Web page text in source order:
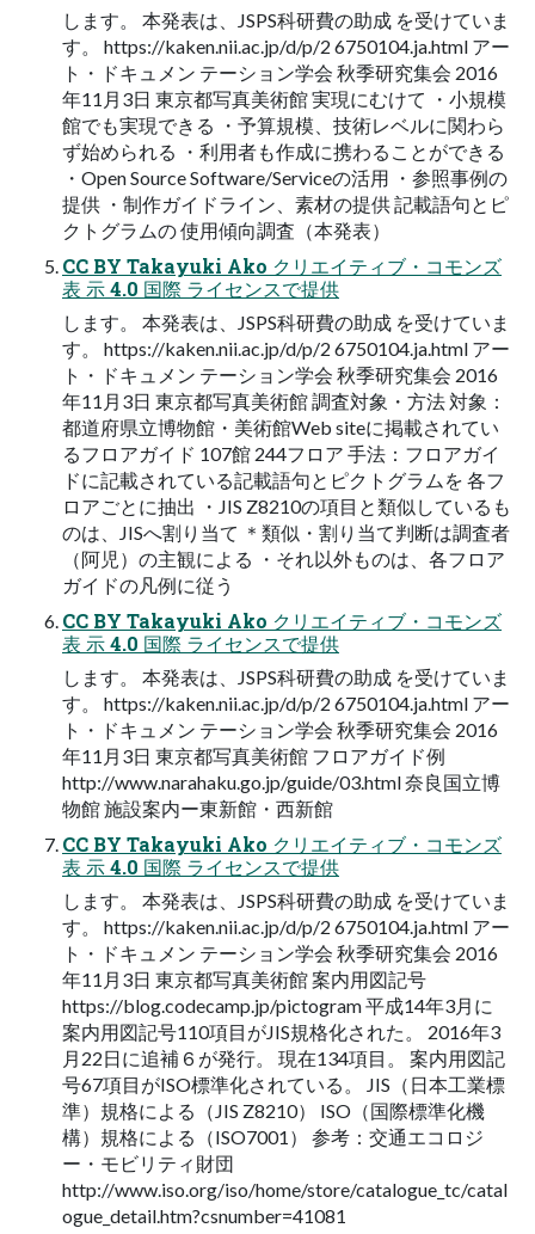
します。 本発表は、JSPS科研費の助成 を受けていま
す。 https://kaken.nii.ac.jp/d/p/2 6750104.ja.html アー
ト・ドキュメン テーション学会 秋季研究集会 2016
年11⽉3⽇ 東京都写真美術館 実現にむけて ・⼩規模
館でも実現できる ・予算規模、技術レベルに関わら
ず始められる ・利⽤者も作成に携わることができる
・Open Source Software/Serviceの活⽤ ・参照事例の
提供 ・制作ガイドライン、素材の提供 記載語句とピ
クトグラムの 使⽤傾向調査（本発表）
CC BY Takayuki Ako クリエイティブ・コモンズ
表 ⽰ 4.0 国際 ライセンスで提供
します。 本発表は、JSPS科研費の助成 を受けていま
す。 https://kaken.nii.ac.jp/d/p/2 6750104.ja.html アー
ト・ドキュメン テーション学会 秋季研究集会 2016
年11⽉3⽇ 東京都写真美術館 調査対象・⽅法 対象：
都道府県⽴博物館・美術館Web siteに掲載されてい
るフロアガイド 107館 244フロア ⼿法：フロアガイ
ドに記載されている記載語句とピクトグラムを 各フ
ロアごとに抽出 ・JIS Z8210の項⽬と類似しているも
のは、JISへ割り当て ＊類似・割り当て判断は調査者
（阿児）の主観による ・それ以外ものは、各フロア
ガイドの凡例に従う
CC BY Takayuki Ako クリエイティブ・コモンズ
表 ⽰ 4.0 国際 ライセンスで提供
します。 本発表は、JSPS科研費の助成 を受けていま
す。 https://kaken.nii.ac.jp/d/p/2 6750104.ja.html アー
ト・ドキュメン テーション学会 秋季研究集会 2016
年11⽉3⽇ 東京都写真美術館 フロアガイド例
http://www.narahaku.go.jp/guide/03.html 奈良国⽴博
物館 施設案内ー東新館・⻄新館
CC BY Takayuki Ako クリエイティブ・コモンズ
表 ⽰ 4.0 国際 ライセンスで提供
します。 本発表は、JSPS科研費の助成 を受けていま
す。 https://kaken.nii.ac.jp/d/p/2 6750104.ja.html アー
ト・ドキュメン テーション学会 秋季研究集会 2016
年11⽉3⽇ 東京都写真美術館 案内⽤図記号
https://blog.codecamp.jp/pictogram 平成14年3⽉に
案内⽤図記号110項⽬がJIS規格化された。 2016年3
⽉22⽇に追補６が発⾏。 現在134項⽬。 案内⽤図記
号67項⽬がISO標準化されている。 JIS（⽇本⼯業標
準）規格による（JIS Z8210） ISO（国際標準化機
構）規格による（ISO7001） 参考：交通エコロジ
ー・モビリティ財団
http://www.iso.org/iso/home/store/catalogue_tc/catal
ogue_detail.htm?csnumber=41081